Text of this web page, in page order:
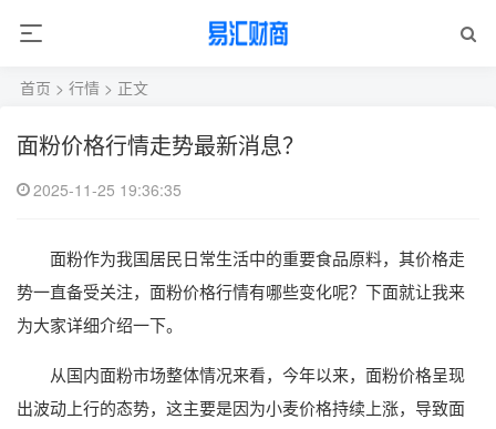
首页 > 行情 > 正文
面粉价格行情走势最新消息？
2025-11-25 19:36:35
面粉作为我国居民日常生活中的重要食品原料，其价格走
势一直备受关注，面粉价格行情有哪些变化呢？下面就让我来
为大家详细介绍一下。
从国内面粉市场整体情况来看，今年以来，面粉价格呈现
出波动上行的态势，这主要是因为小麦价格持续上涨，导致面